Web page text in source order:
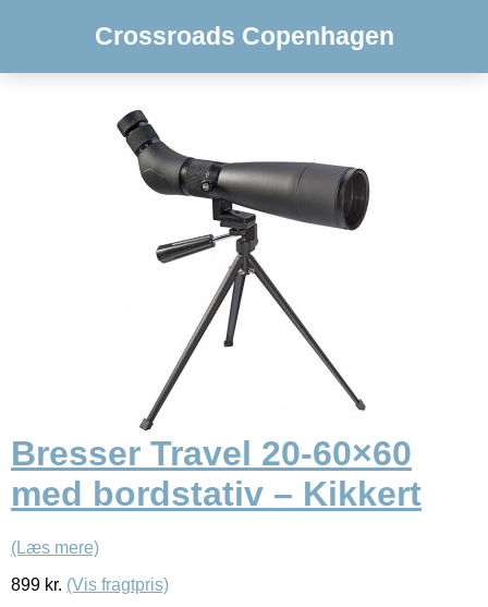
Crossroads Copenhagen
Bresser Travel 20-60×60
med bordstativ – Kikkert
(Læs mere)
899 kr. (Vis fragtpris)